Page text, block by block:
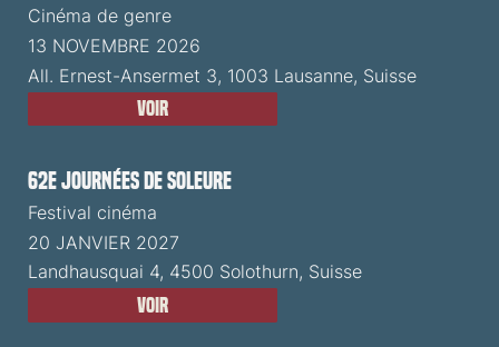
Cinéma de genre
13 NOVEMBRE 2026
All. Ernest-Ansermet 3, 1003 Lausanne, Suisse
Voir
62e Journées de Soleure
Festival cinéma
20 JANVIER 2027
Landhausquai 4, 4500 Solothurn, Suisse
Voir